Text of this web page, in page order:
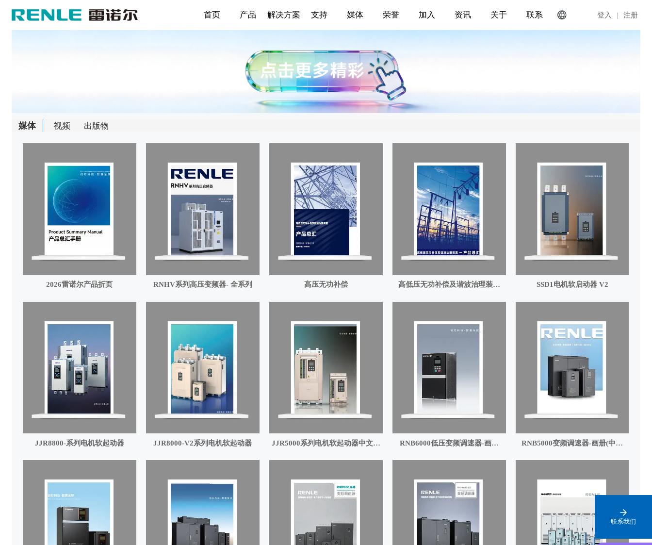
首页 产品 解决方案 支持 媒体 荣誉 加入 资讯 关于 联系  登入 | 注册
媒体 视频 出版物
2026雷诺尔产品折页 RNHV系列高压变频器- 全系列 高压无功补偿
高低压无功补偿及谐波治理装置
SSD1电机软启动器 V2
JJR8800-系列电机软起动器 JJR8000-V2系列电机软起动器
JJR5000系列电机软起动器中文样
RNB6000低压变频调速器-画册
RNB5000变频调速器-画册(中文
联系我们